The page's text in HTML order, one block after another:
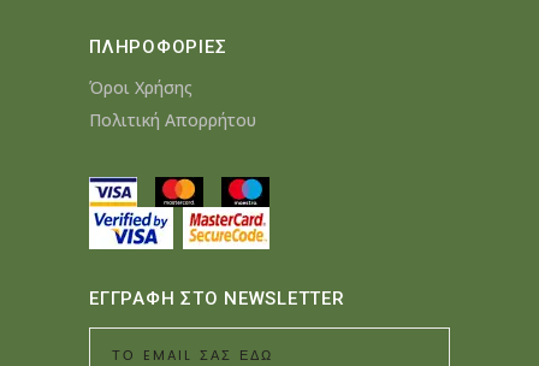
ΠΛΗΡΟΦΟΡΙΕΣ
Όροι Χρήσης
Πολιτική Απορρήτου
ΕΓΓΡΑΦΗ ΣΤΟ NEWSLETTER